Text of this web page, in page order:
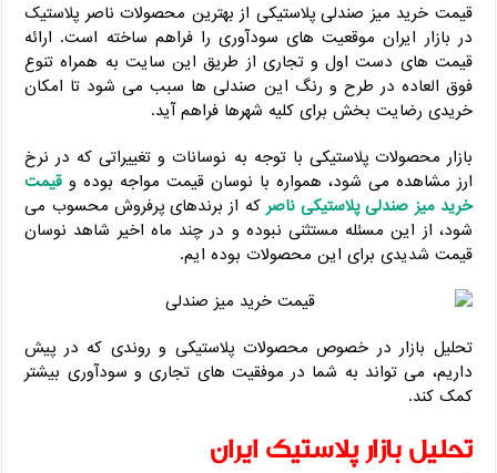
قیمت خرید میز صندلی پلاستیکی از بهترین محصولات ناصر پلاستیک
در بازار ایران موقعیت های سودآوری را فراهم ساخته است. ارائه
قیمت های دست اول و تجاری از طریق این سایت به همراه تنوع
فوق العاده در طرح و رنگ این صندلی ها سبب می شود تا امکان
خریدی رضایت بخش برای کلیه شهرها فراهم آید.
بازار محصولات پلاستیکی با توجه به نوسانات و تغییراتی که در نرخ
ارز مشاهده می شود، همواره با نوسان قیمت مواجه بوده و قیمت
خرید میز صندلی پلاستیکی ناصر که از برندهای پرفروش محسوب می
شود، از این مسئله مستثنی نبوده و در چند ماه اخیر شاهد نوسان
قیمت شدیدی برای این محصولات بوده ایم.
تحلیل بازار در خصوص محصولات پلاستیکی و روندی که در پیش
داریم، می تواند به شما در موفقیت های تجاری و سودآوری بیشتر
کمک کند.
تحلیل بازار پلاستیک ایران